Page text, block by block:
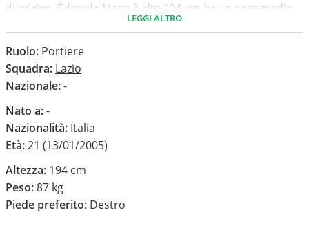
di origine. Edoardo Motta è alto 194 cm, ha un peso medio
di 87 kg. Il suo piede di calcio in via preferenziale è il destro.
In questa stagione ha disputato nel campionato Serie A 0
partite e non ha subito nessun gol.
LEGGI ALTRO
Ruolo: Portiere
Squadra: Lazio
Nazionale:-
Nato a:-
Nazionalità: Italia
Età:21 (13/01/2005)
Altezza: 194 cm
Peso:87 kg
Piede preferito: Destro